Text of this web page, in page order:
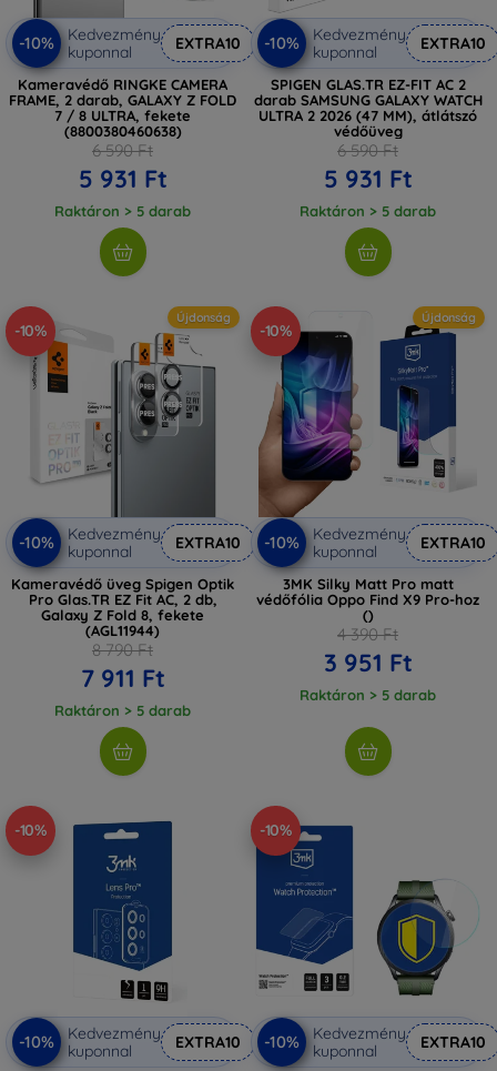
-10%
Kedvezmény
kuponnal
EXTRA10
Kameravédő RINGKE CAMERA
FRAME, 2 darab, GALAXY Z FOLD
7 / 8 ULTRA, fekete
(8800380460638)
6 590 Ft
5 931 Ft
Raktáron > 5 darab
-10%
Kedvezmény
kuponnal
EXTRA10
SPIGEN GLAS.TR EZ-FIT AC 2
darab SAMSUNG GALAXY WATCH
ULTRA 2 2026 (47 MM), átlátszó
védőüveg
6 590 Ft
5 931 Ft
Raktáron > 5 darab
-10%
Újdonság
-10%
Kedvezmény
kuponnal
EXTRA10
Kameravédő üveg Spigen Optik
Pro Glas.TR EZ Fit AC, 2 db,
Galaxy Z Fold 8, fekete
(AGL11944)
8 790 Ft
7 911 Ft
Raktáron > 5 darab
-10%
Újdonság
-10%
Kedvezmény
kuponnal
EXTRA10
3MK Silky Matt Pro matt
védőfólia Oppo Find X9 Pro-hoz
()
4 390 Ft
3 951 Ft
Raktáron > 5 darab
-10%
-10%
Kedvezmény
kuponnal
EXTRA10
-10%
-10%
Kedvezmény
kuponnal
EXTRA10